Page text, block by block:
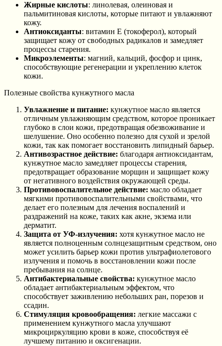
Жирные кислоты: линолевая, олеиновая и
пальмитиновая кислоты, которые питают и увлажняют
кожу.
Антиоксиданты: витамин Е (токоферол), который
защищает кожу от свободных радикалов и замедляет
процессы старения.
Микроэлементы: магний, кальций, фосфор и цинк,
способствующие регенерации и укреплению клеток
кожи.
Полезные свойства кунжутного масла
Увлажнение и питание: кунжутное масло является
отличным увлажняющим средством, которое проникает
глубоко в слои кожи, предотвращая обезвоживание и
шелушение. Оно особенно полезно для сухой и зрелой
кожи, так как помогает восстановить липидный барьер.
Антивозрастное действие: благодаря антиоксидантам,
кунжутное масло замедляет процессы старения,
предотвращает образование морщин и защищает кожу
от негативного воздействия окружающей среды.
Противовоспалительное действие: масло обладает
мягкими противовоспалительными свойствами, что
делает его полезным для лечения воспалений и
раздражений на коже, таких как акне, экзема или
дерматит.
Защита от УФ-излучения: хотя кунжутное масло не
является полноценным солнцезащитным средством, оно
может усилить барьер кожи против ультрафиолетового
излучения и помочь в восстановлении кожи после
пребывания на солнце.
Антибактериальные свойства: кунжутное масло
обладает антибактериальным эффектом, что
способствует заживлению небольших ран, порезов и
ссадин.
Стимуляция кровообращения: легкие массажи с
применением кунжутного масла улучшают
микроциркуляцию крови в коже, способствуя её
лучшему питанию и оксигенации.